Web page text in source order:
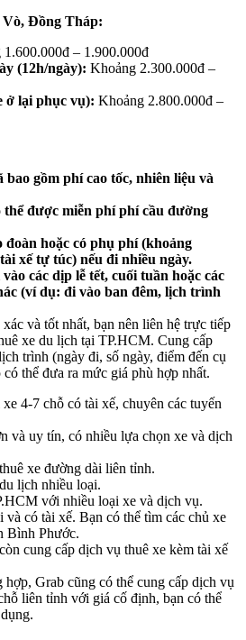
Vò, Đồng Tháp:
1.600.000đ – 1.900.000đ
(12h/ngày): Khoảng 2.300.000đ –
ở lại phục vụ): Khoảng 2.800.000đ –
gồm phí cao tốc, nhiên liệu và
thể được miễn phí phí cầu đường
đoàn hoặc có phụ phí (khoảng
xế tự túc) nếu đi nhiều ngày.
các dịp lễ tết, cuối tuần hoặc các
(ví dụ: đi vào ban đêm, lịch trình
và tốt nhất, bạn nên liên hệ trực tiếp
xe du lịch tại TP.HCM. Cung cấp
trình (ngày đi, số ngày, điểm đến cụ
thể đưa ra mức giá phù hợp nhất.
4-7 chỗ có tài xế, chuyên các tuyến
và uy tín, có nhiều lựa chọn xe và dịch
xe đường dài liên tỉnh.
lịch nhiều loại.
với nhiều loại xe và dịch vụ.
và có tài xế. Bạn có thể tìm các chủ xe
Bình Phước.
cung cấp dịch vụ thuê xe kèm tài xế
Grab cũng có thể cung cấp dịch vụ
liên tỉnh với giá cố định, bạn có thể